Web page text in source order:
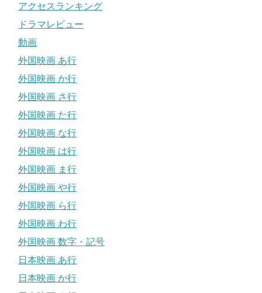
アクセスランキング
ドラマレビュー
動画
外国映画 あ行
外国映画 か行
外国映画 さ行
外国映画 た行
外国映画 な行
外国映画 は行
外国映画 ま行
外国映画 や行
外国映画 ら行
外国映画 わ行
外国映画 数字・記号
日本映画 あ行
日本映画 か行